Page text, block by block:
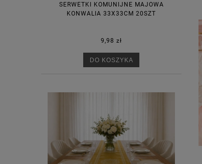
SERWETKI KOMUNIJNE MAJOWA
KONWALIA 33X33CM 20SZT
9,98 zł
DO KOSZYKA